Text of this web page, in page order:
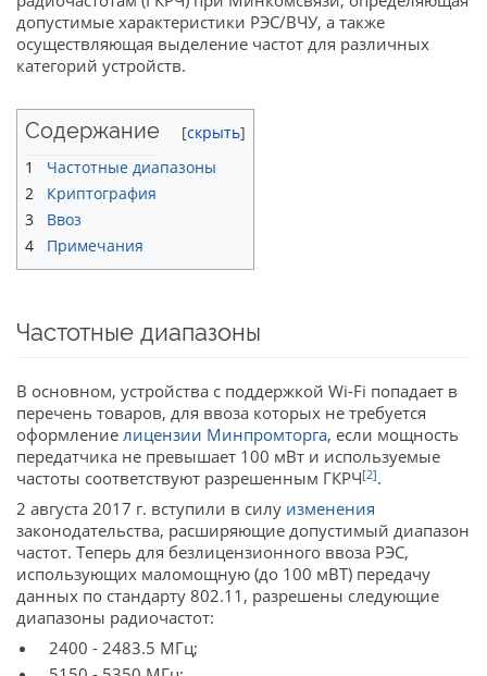
допустимые характеристики РЭС/ВЧУ, а также
осуществляющая выделение частот для различных
категорий устройств.
Содержание
1
Частотные диапазоны
2
Криптография
3
Ввоз
4
Примечания
Частотные диапазоны
В основном, устройства с поддержкой Wi-Fi попадает в
перечень товаров, для ввоза которых не требуется
оформление лицензии Минпромторга, если мощность
передатчика не превышает 100 мВт и используемые
частоты соответствуют разрешенным ГКРЧ[2].
2 августа 2017 г. вступили в силу изменения
законодательства, расширяющие допустимый диапазон
частот. Теперь для безлицензионного ввоза РЭС,
использующих маломощную (до 100 мВТ) передачу
данных по стандарту 802.11, разрешены следующие
диапазоны радиочастот:
2400 - 2483.5 МГц;